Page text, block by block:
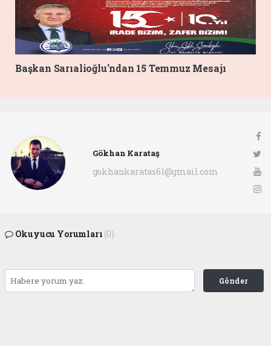
Başkan Sarıalioğlu'ndan 15 Temmuz Mesajı
Gökhan Karataş
gokhankaratas61@gmail.com
Okuyucu Yorumları (0)
Gönder